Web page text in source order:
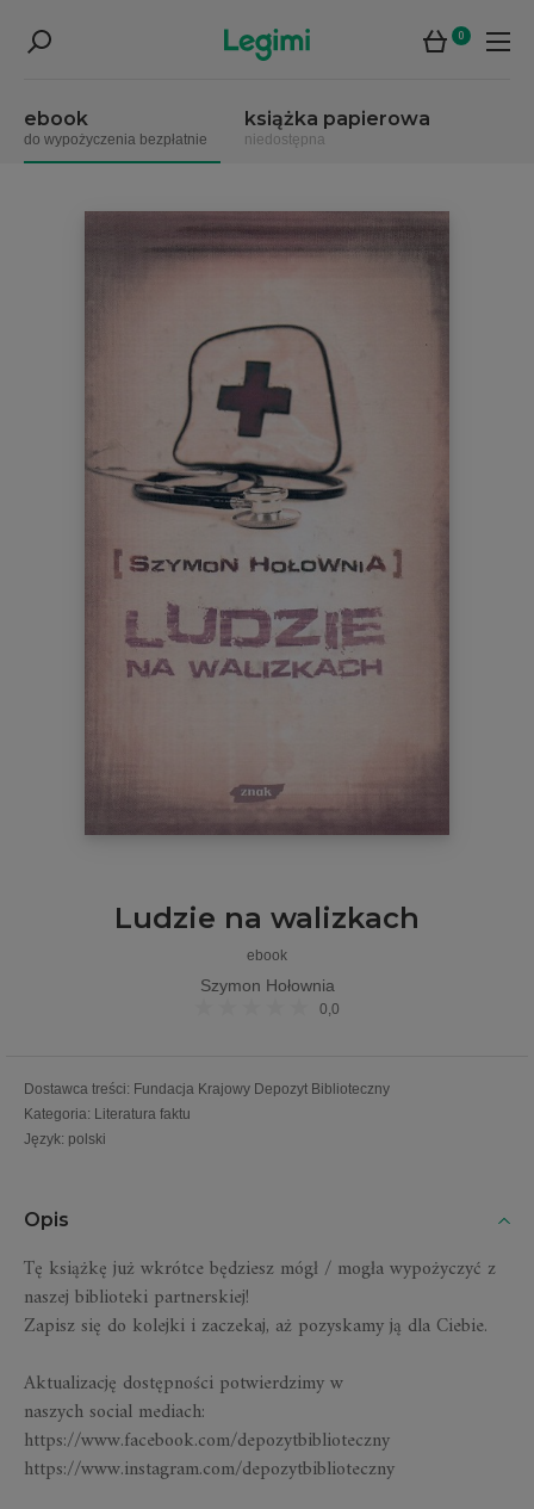
0
ebook
do wypożyczenia bezpłatnie
książka papierowa
niedostępna
Ludzie na walizkach
ebook
Szymon Hołownia
0,0
Dostawca treści: Fundacja Krajowy Depozyt Biblioteczny
Kategoria: Literatura faktu
Język: polski
Opis
Tę książkę już wkrótce będziesz mógł / mogła wypożyczyć z
naszej biblioteki partnerskiej!
Zapisz się do kolejki i zaczekaj, aż pozyskamy ją dla Ciebie.
Aktualizację dostępności potwierdzimy w
naszychsocial mediach:
https://www.facebook.com/depozytbiblioteczny
https://www.instagram.com/depozytbiblioteczny